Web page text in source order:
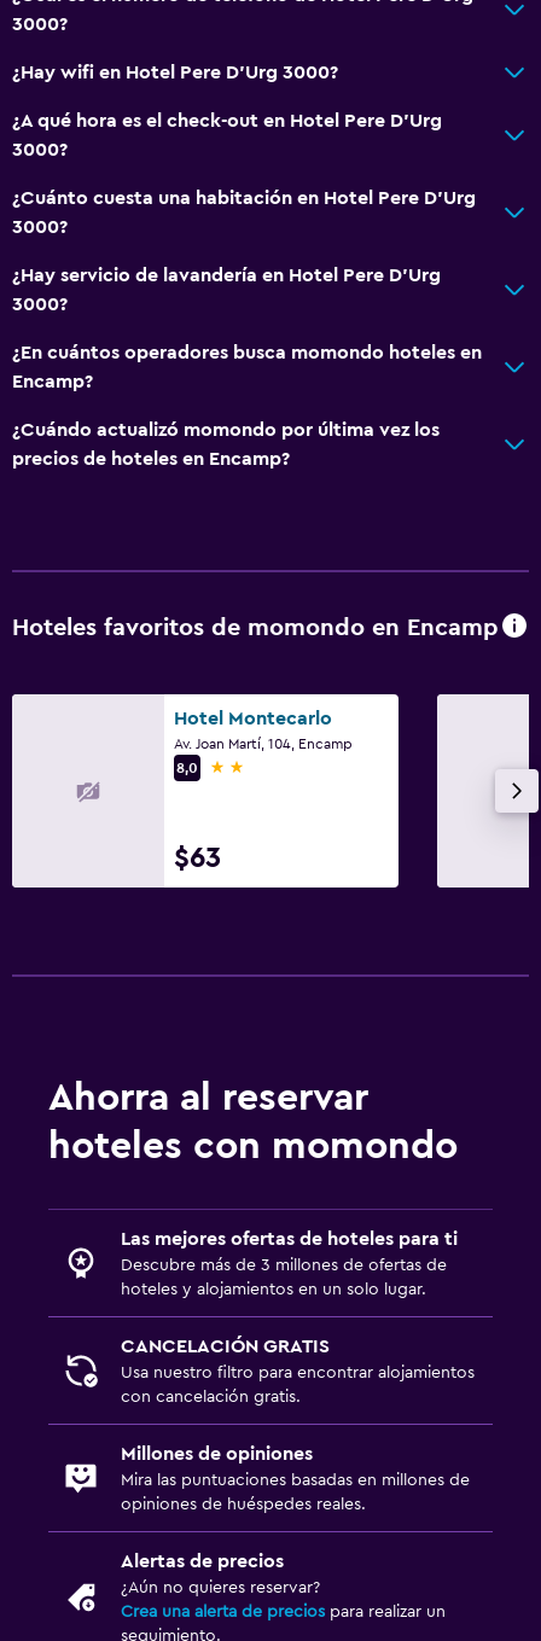
3000?
¿Hay wifi en Hotel Pere D'Urg 3000?
¿A qué hora es el check-out en Hotel Pere D'Urg
3000?
¿Cuánto cuesta una habitación en Hotel Pere D'Urg
3000?
¿Hay servicio de lavandería en Hotel Pere D'Urg
3000?
¿En cuántos operadores busca momondo hoteles en
Encamp?
¿Cuándo actualizó momondo por última vez los
precios de hoteles en Encamp?
Hoteles favoritos de momondo en Encamp
Hotel Montecarlo
Av. Joan Martí, 104, Encamp
8,0
2 estrellas
$63
Ahorra al reservar
hoteles con momondo
Las mejores ofertas de hoteles para ti
Descubre más de 3 millones de ofertas de
hoteles y alojamientos en un solo lugar.
CANCELACIÓN GRATIS
Usa nuestro filtro para encontrar alojamientos
con cancelación gratis.
Millones de opiniones
Mira las puntuaciones basadas en millones de
opiniones de huéspedes reales.
Alertas de precios
¿Aún no quieres reservar?
Crea una alerta de precios para realizar un
seguimiento.